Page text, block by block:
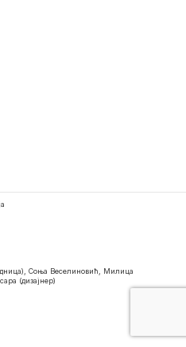
Соња Веселиновић, Милица
(дизајнер)